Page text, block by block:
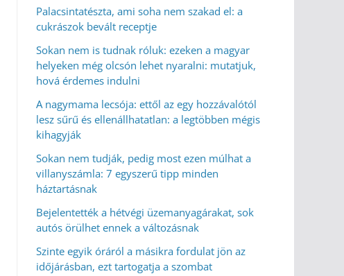
Palacsintatészta, ami soha nem szakad el: a
cukrászok bevált receptje
Sokan nem is tudnak róluk: ezeken a magyar
helyeken még olcsón lehet nyaralni: mutatjuk,
hová érdemes indulni
A nagymama lecsója: ettől az egy hozzávalótól
lesz sűrű és ellenállhatatlan: a legtöbben mégis
kihagyják
Sokan nem tudják, pedig most ezen múlhat a
villanyszámla: 7 egyszerű tipp minden
háztartásnak
Bejelentették a hétvégi üzemanyagárakat, sok
autós örülhet ennek a változásnak
Szinte egyik óráról a másikra fordulat jön az
időjárásban, ezt tartogatja a szombat